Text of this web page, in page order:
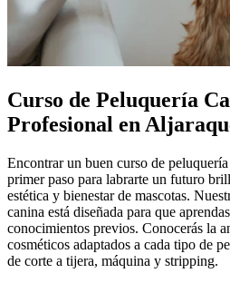
Curso de Peluquería
Profesional en
Encontrar un buen curso de
primer paso para labrarte un futuro
estética y bienestar de mascotas.
canina está diseñada para que
conocimientos previos. Conocerás la
cosméticos adaptados a cada tipo de
de corte a tijera, máquina y stripping.